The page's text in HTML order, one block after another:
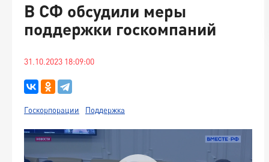
В СФ обсудили меры
поддержки госкомпаний
31.10.2023 18:09:00
Госкорпорации Поддержка